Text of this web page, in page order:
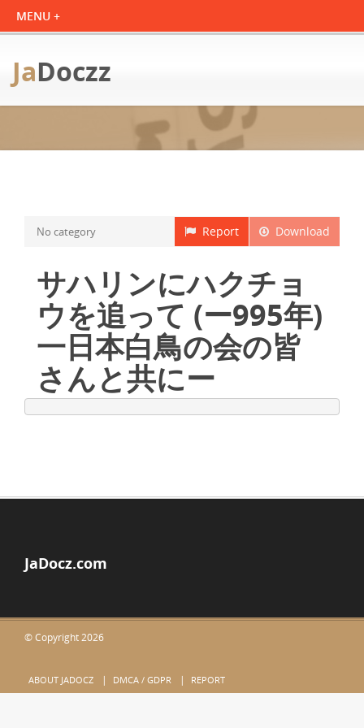
JaDoczz
Download
Report
No category
サハリンにハクチョ
ウを追って (ー995年)
一日本白鳥の会の皆
さんと共にー
JaDocz.com
© Copyright 2026
ABOUT JADOCZ DMCA / GDPR REPORT